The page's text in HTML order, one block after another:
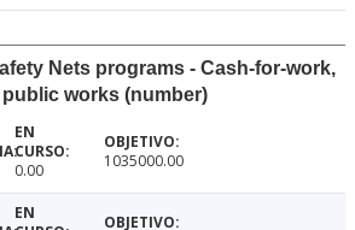
Nets programs - Cash-for-work,
works (number)
0.00 1035000.00